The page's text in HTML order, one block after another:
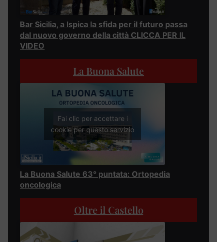
Bar Sicilia, a Ispica la sfida per il futuro passa
dal nuovo governo della città CLICCA PER IL
VIDEO
La Buona Salute
Fai clic per accettare i
cookie per questo servizio
La Buona Salute 63° puntata: Ortopedia
oncologica
Oltre il Castello